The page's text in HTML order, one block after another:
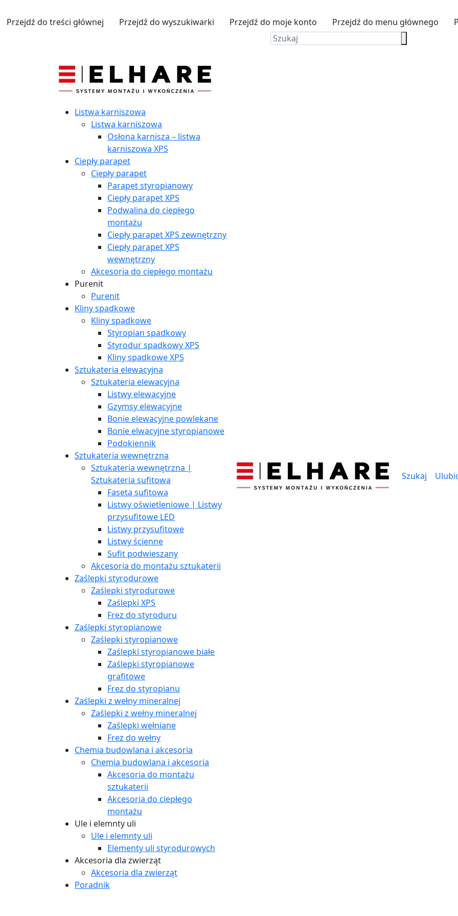
Przejdź do treści głównej Przejdź do wyszukiwarki Przejdź do moje konto Przejdź do menu głównego
Listwa karniszowa
Listwa karniszowa
Osłona karnisza – listwa
karniszowa XPS
Ciepły parapet
Ciepły parapet
Parapet styropianowy
Ciepły parapet XPS
Podwalina do ciepłego
montażu
Ciepły parapet XPS zewnętrzny
Ciepły parapet XPS
wewnętrzny
Akcesoria do ciepłego montażu
Purenit
Purenit
Kliny spadkowe
Kliny spadkowe
Styropian spadkowy
Styrodur spadkowy XPS
Kliny spadkowe XPS
Sztukateria elewacyjna
Sztukateria elewacyjna
Listwy elewacyjne
Gzymsy elewacyjne
Bonie elewacyjne powlekane
Bonie elwacyjne styropianowe
Podokiennik
Sztukateria wewnętrzna
Sztukateria wewnętrzna |
Sztukateria sufitowa
Faseta sufitowa
Listwy oświetleniowe | Listwy
przysufitowe LED
Listwy przysufitowe
Listwy ścienne
Sufit podwieszany
Akcesoria do montażu sztukaterii
Zaślepki styrodurowe
Zaślepki styrodurowe
Zaślepki XPS
Frez do styroduru
Zaślepki styropianowe
Zaślepki styropianowe
Zaślepki styropianowe białe
Zaślepki styropianowe
grafitowe
Frez do styropianu
Zaślepki z wełny mineralnej
Zaślepki z wełny mineralnej
Zaślepki wełniane
Frez do wełny
Chemia budowlana i akcesoria
Chemia budowlana i akcesoria
Akcesoria do montażu
sztukaterii
Akcesoria do ciepłego
montażu
Ule i elemnty uli
Ule i elemnty uli
Elementy uli styrodurowych
Akcesoria dla zwierząt
Akcesoria dla zwierząt
Poradnik
Szukaj